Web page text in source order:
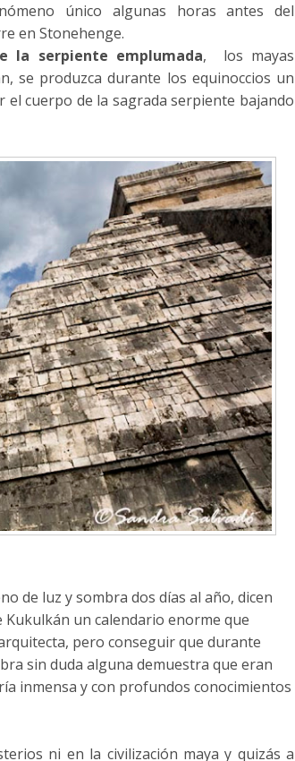
único algunas horas antes del
en Stonehenge.
la serpiente emplumada, los mayas
se produzca durante los equinoccios un
cuerpo de la sagrada serpiente bajando
de luz y sombra dos días al año, dicen
un calendario enorme que
pero conseguir que durante
sin duda alguna demuestra que eran
inmensa y con profundos conocimientos
ni en la civilización maya y quizás a